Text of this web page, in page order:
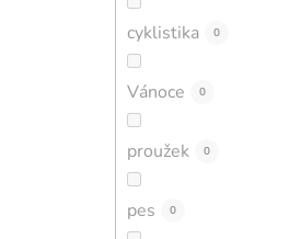
cyklistika 0
Vánoce 0
proužek 0
pes 0